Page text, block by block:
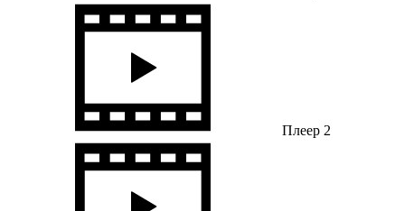
Плеер 2